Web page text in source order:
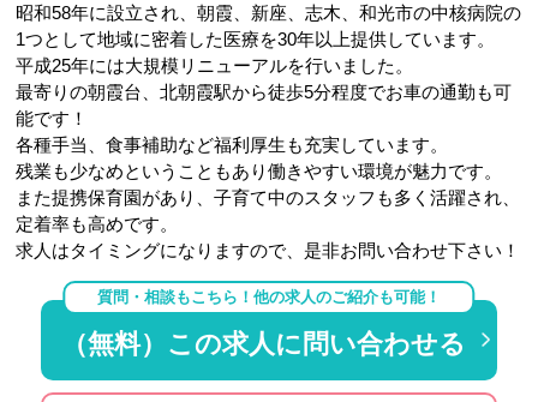
昭和58年に設立され、朝霞、新座、志木、和光市の中核病院の
1つとして地域に密着した医療を30年以上提供しています。
平成25年には大規模リニューアルを行いました。
最寄りの朝霞台、北朝霞駅から徒歩5分程度でお車の通勤も可
能です！
各種手当、食事補助など福利厚生も充実しています。
残業も少なめということもあり働きやすい環境が魅力です。
また提携保育園があり、子育て中のスタッフも多く活躍され、
定着率も高めです。
求人はタイミングになりますので、是非お問い合わせ下さい！
質問・相談もこちら！他の求人のご紹介も可能！
（無料）この求人に問い合わせる